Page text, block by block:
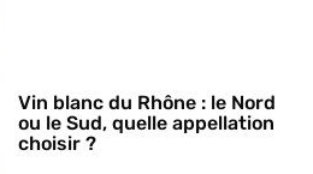
Vin blanc du Rhône : le Nord
ou le Sud, quelle appellation
choisir ?